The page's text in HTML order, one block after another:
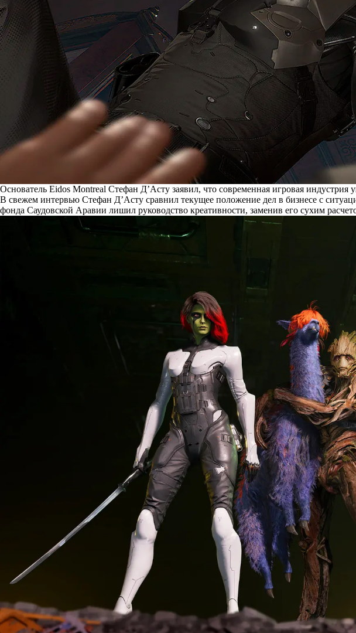
Основатель Eidos Montreal Стефан Д’Асту заявил, что современная игровая индустрия
В свежем интервью Стефан Д’Асту сравнил текущее положение дел в бизнесе с
фонда Саудовской Аравии лишил руководство креативности, заменив его сухим